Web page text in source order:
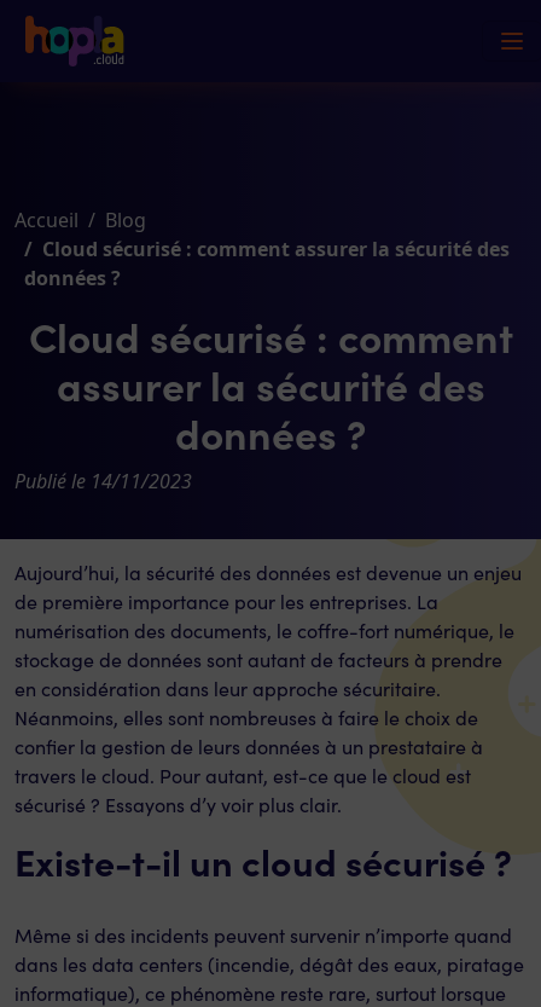
Accueil
Blog
Cloud sécurisé : comment assurer la sécurité des
données ?
Cloud sécurisé : comment
assurer la sécurité des
données ?
Publié le 14/11/2023
Aujourd’hui, la sécurité des données est devenue un enjeu
de première importance pour les entreprises. La
numérisation des documents, le coffre-fort numérique, le
stockage de données sont autant de facteurs à prendre
en considération dans leur approche sécuritaire.
Néanmoins, elles sont nombreuses à faire le choix de
confier la gestion de leurs données à un prestataire à
travers le cloud. Pour autant, est-ce que le cloud est
sécurisé ? Essayons d’y voir plus clair.
Existe-t-il un cloud sécurisé ?
Même si des incidents peuvent survenir n’importe quand
dans les data centers (incendie, dégât des eaux, piratage
informatique), ce phénomène reste rare, surtout lorsque